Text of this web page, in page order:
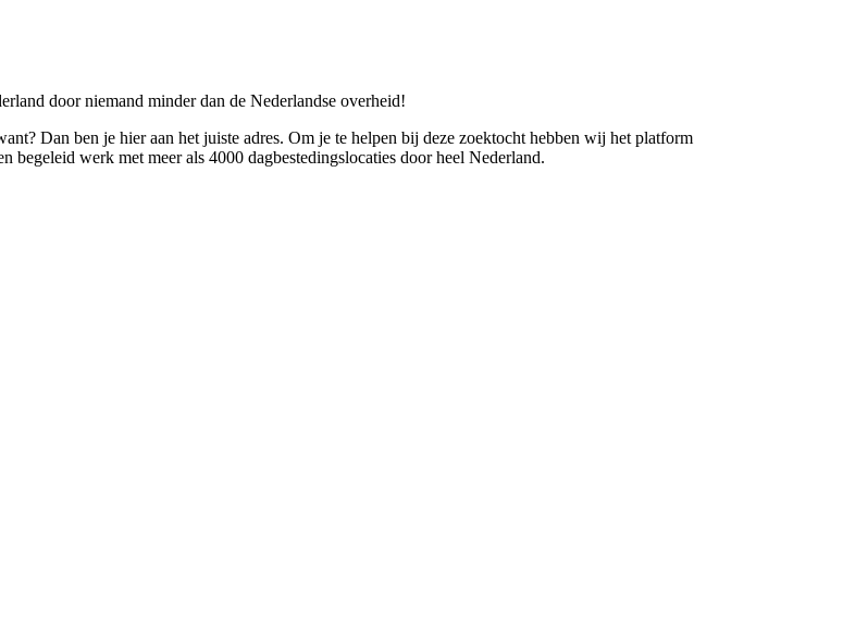
door niemand minder dan de Nederlandse overheid!
Dan ben je hier aan het juiste adres. Om je te helpen bij deze zoektocht hebben wij het platform
werk met meer als 4000 dagbestedingslocaties door heel Nederland.